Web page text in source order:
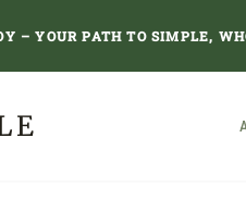
– YOUR PATH TO SIMPLE,